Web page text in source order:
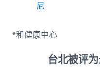
尼
*和健康中心
台北被评